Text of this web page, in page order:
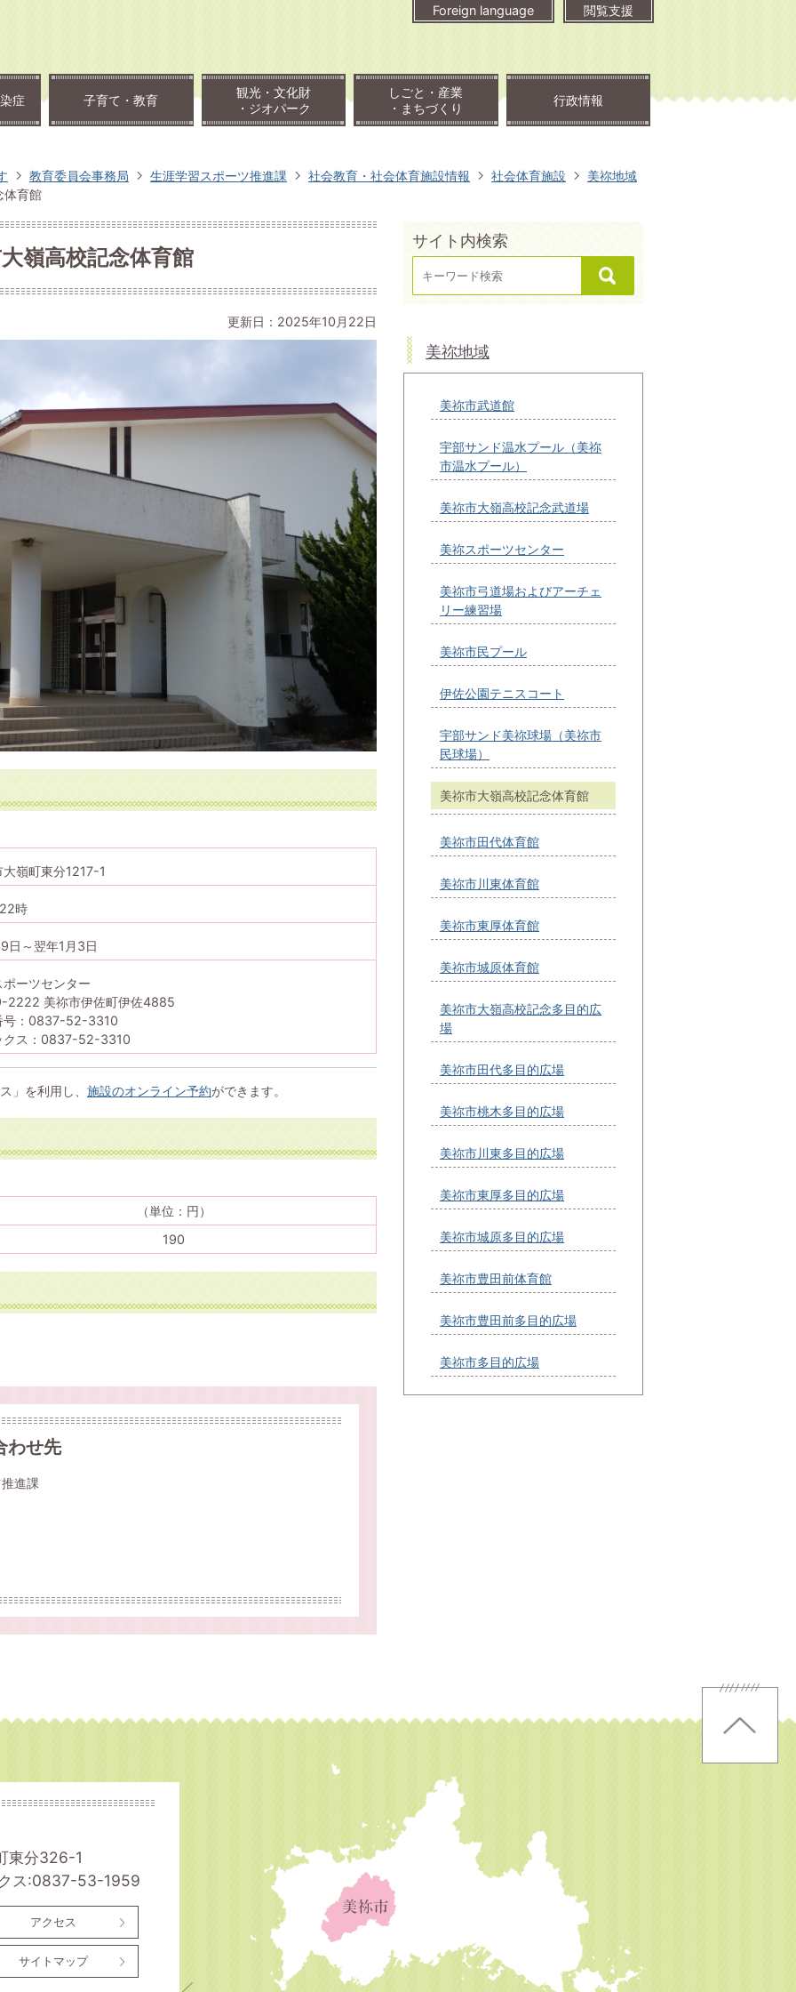
Foreign language 閲覧支援
症 子育て・教育
観光・文化財
・ジオパーク
しごと・産業
・まちづくり
行政情報
教育委員会事務局 生涯学習スポーツ推進課 社会教育・社会体育施設情報 社会体育施設
美祢地域
体育館
嶺高校記念体育館
更新日：2025年10月22日
大嶺町東分1217-1
時
日～翌年1月3日
ポーツセンター
2222 美祢市伊佐町伊佐4885
号：0837-52-3310
クス：0837-52-3310
」を利用し、 施設のオンライン予約ができます。
（単位：円）
190
わせ先
進課
サイト内検索
美祢地域
美祢市武道館
宇部サンド温水プール（美祢
市温水プール）
美祢市大嶺高校記念武道場
美祢スポーツセンター
美祢市弓道場およびアーチェ
リー練習場
美祢市民プール
伊佐公園テニスコート
宇部サンド美祢球場（美祢市
民球場）
美祢市大嶺高校記念体育館
美祢市田代体育館
美祢市川東体育館
美祢市東厚体育館
美祢市城原体育館
美祢市大嶺高校記念多目的広
場
美祢市田代多目的広場
美祢市桃木多目的広場
美祢市川東多目的広場
美祢市東厚多目的広場
美祢市城原多目的広場
美祢市豊田前体育館
美祢市豊田前多目的広場
美祢市多目的広場
東分326-1
ス:0837-53-1959
アクセス
サイトマップ